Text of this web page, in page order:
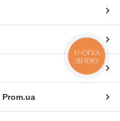
Prom.ua
КНОПКА
ЗВ'ЯЗКУ